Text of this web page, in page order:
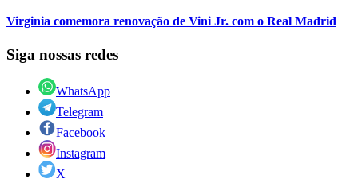
Virginia comemora renovação de Vini Jr. com o Real Madrid
Siga nossas redes
WhatsApp
Telegram
Facebook
Instagram
X